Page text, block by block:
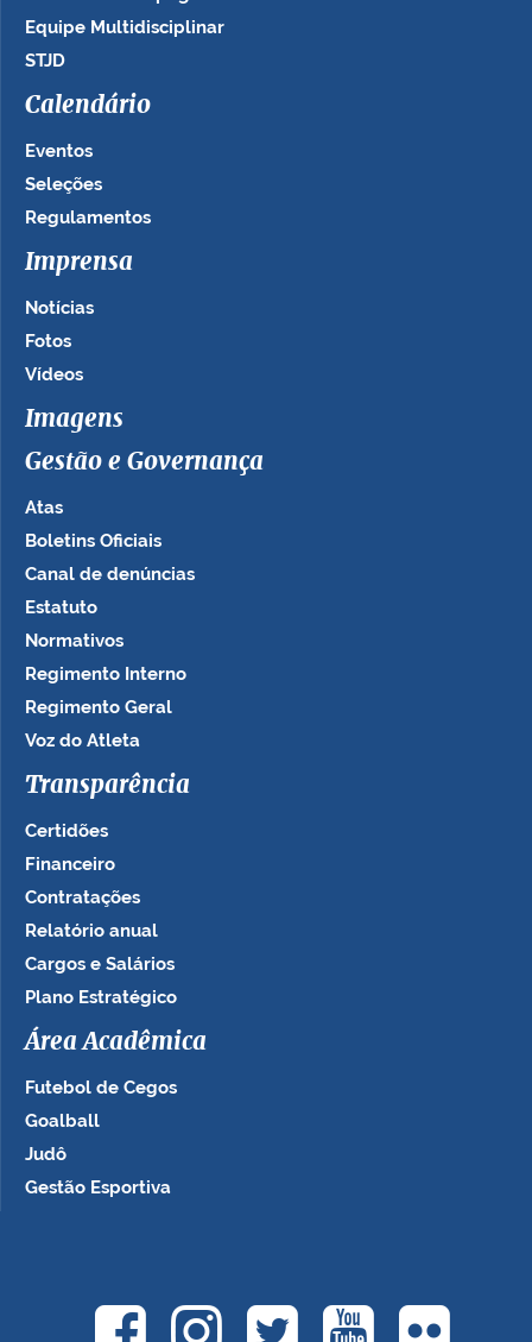
Equipe Multidisciplinar
STJD
Calendário
Eventos
Seleções
Regulamentos
Imprensa
Notícias
Fotos
Vídeos
Imagens
Gestão e Governança
Atas
Boletins Oficiais
Canal de denúncias
Estatuto
Normativos
Regimento Interno
Regimento Geral
Voz do Atleta
Transparência
Certidões
Financeiro
Contratações
Relatório anual
Cargos e Salários
Plano Estratégico
Área Acadêmica
Futebol de Cegos
Goalball
Judô
Gestão Esportiva